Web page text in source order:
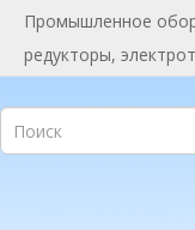
Промышленное
редукторы,